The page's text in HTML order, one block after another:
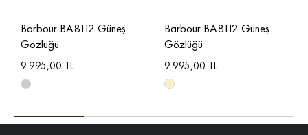
Barbour BA8112 Güneş
Gözlüğü
9.995,00 TL
Barbour BA8112 Güneş
Gözlüğü
9.995,00 TL